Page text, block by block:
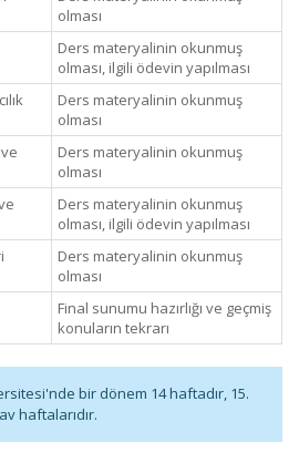
olması
Ders materyalinin okunmuş
olması, ilgili ödevin yapılması
Ders materyalinin okunmuş
olması
Ders materyalinin okunmuş
olması
Ders materyalinin okunmuş
olması, ilgili ödevin yapılması
Ders materyalinin okunmuş
olması
Final sunumu hazırlığı ve geçmiş
konuların tekrarı
bir dönem 14 haftadır, 15.
haftalarıdır.